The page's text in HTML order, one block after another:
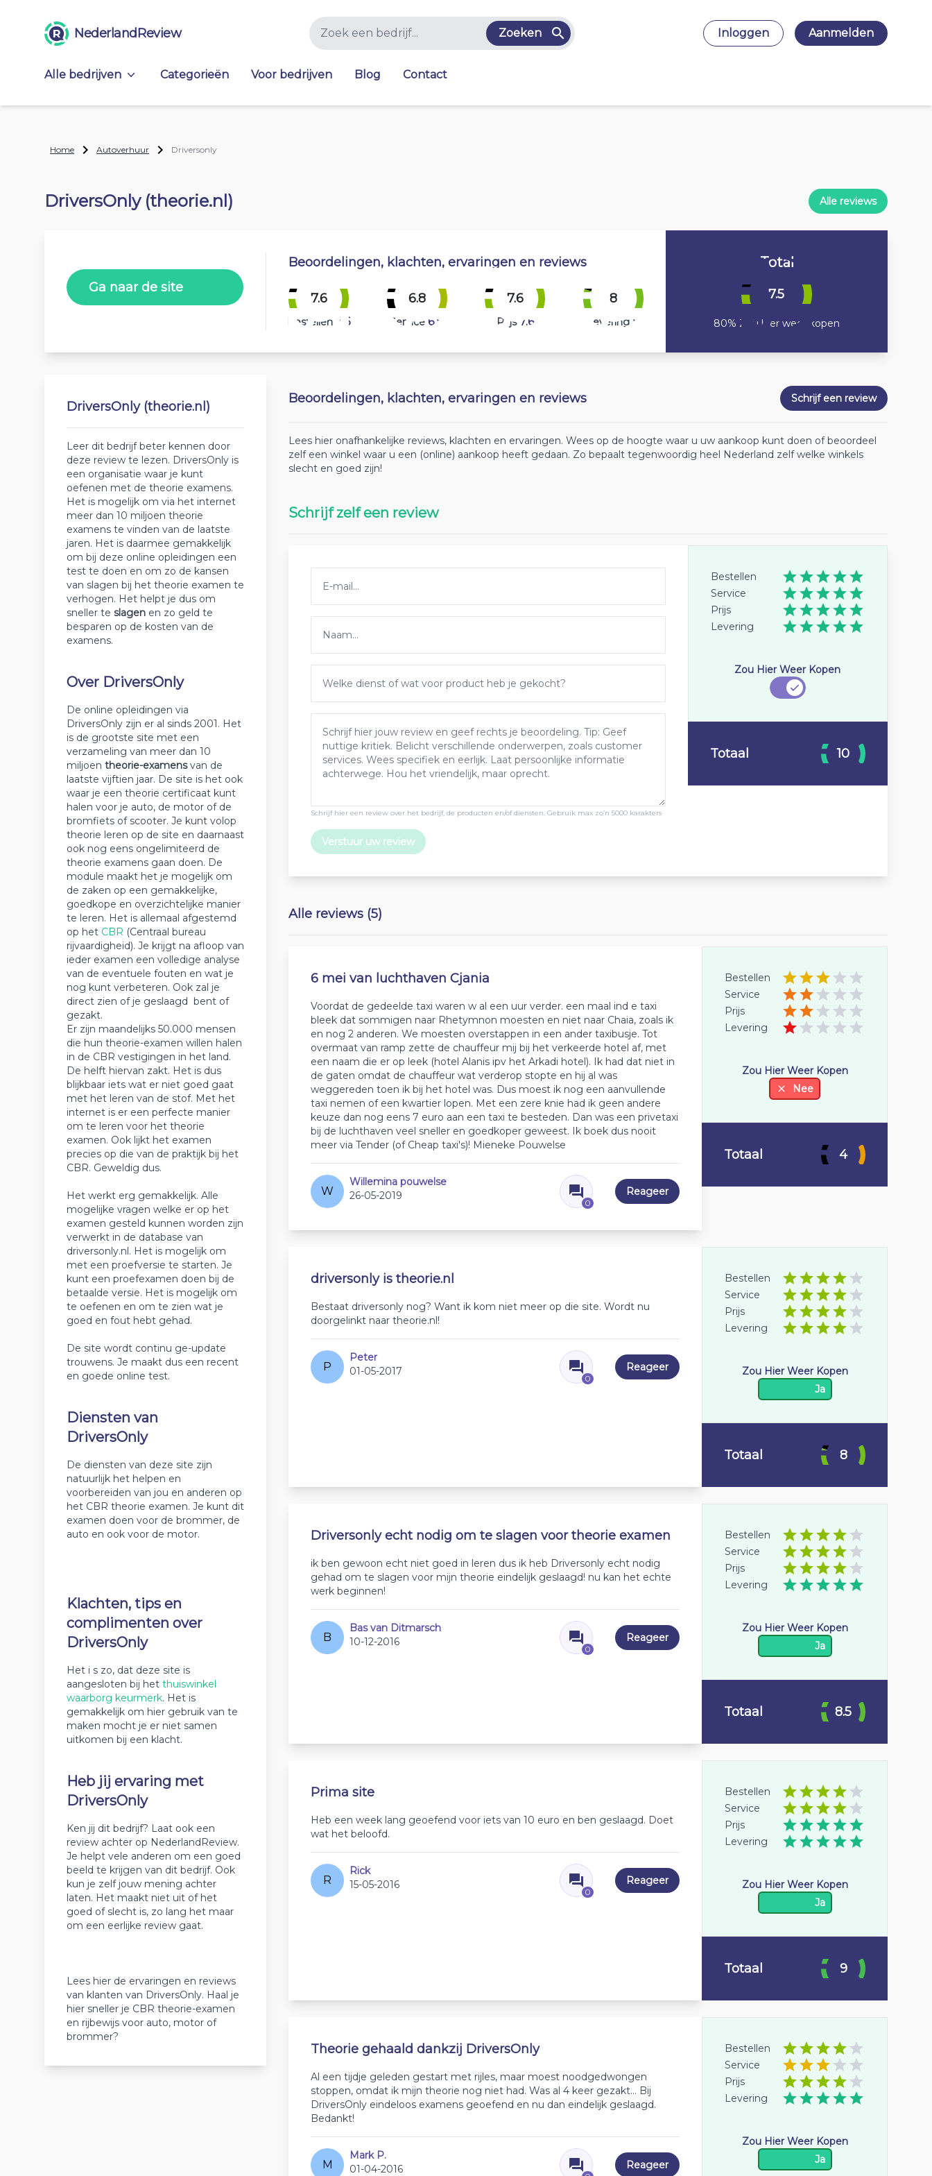
NederlandReview Zoeken Inloggen Aanmelden
Alle bedrijven Categorieën Voor bedrijven Blog Contact
Home Autoverhuur Driversonly
DriversOnly (theorie.nl) Alle reviews
Ga naar de site
Beoordelingen, klachten, ervaringen en reviews
7.6
Bestellen 7.6
6.8
Service 6.8
7.6
Prijs 7.6
8
Levering 8
Total
7.5
80% Zou hier weer kopen
DriversOnly (theorie.nl)
Leer dit bedrijf beter kennen door
deze review te lezen. DriversOnly is
een organisatie waar je kunt
oefenen met de theorie examens.
Het is mogelijk om via het internet
meer dan 10 miljoen theorie
examens te vinden van de laatste
jaren. Het is daarmee gemakkelijk
om bij deze online opleidingen een
test te doen en om zo de kansen
van slagen bij het theorie examen te
verhogen. Het helpt je dus om
sneller te slagen en zo geld te
besparen op de kosten van de
examens.
Over DriversOnly
De online opleidingen via
DriversOnly zijn er al sinds 2001. Het
is de grootste site met een
verzameling van meer dan 10
miljoen theorie-examensvan de
laatste vijftien jaar. De site is het ook
waar je een theorie certificaat kunt
halen voor je auto, de motor of de
bromfiets of scooter. Je kunt volop
theorie leren op de site en daarnaast
ook nog eens ongelimiteerd de
theorie examens gaan doen. De
module maakt het je mogelijk om
de zaken op een gemakkelijke,
goedkope en overzichtelijke manier
te leren. Het is allemaal afgestemd
op het CBR (Centraal bureau
rijvaardigheid). Je krijgt na afloop van
ieder examen een volledige analyse
van de eventuele fouten en wat je
nog kunt verbeteren. Ook zal je
direct zien of je geslaagd bent of
gezakt.
Er zijn maandelijks 50.000 mensen
die hun theorie-examen willen halen
in de CBR vestigingen in het land.
De helft hiervan zakt. Het is dus
blijkbaar iets wat er niet goed gaat
met het leren van de stof. Met het
internet is er een perfecte manier
om te leren voor het theorie
examen. Ook lijkt het examen
precies op die van de praktijk bij het
CBR. Geweldig dus.
Het werkt erg gemakkelijk. Alle
mogelijke vragen welke er op het
examen gesteld kunnen worden zijn
verwerkt in de database van
driversonly.nl. Het is mogelijk om
met een proefversie te starten. Je
kunt een proefexamen doen bij de
betaalde versie. Het is mogelijk om
te oefenen en om te zien wat je
goed en fout hebt gehad.
De site wordt continu ge-update
trouwens. Je maakt dus een recent
en goede online test.
Diensten van
DriversOnly
De diensten van deze site zijn
natuurlijk het helpen en
voorbereiden van jou en anderen op
het CBR theorie examen. Je kunt dit
examen doen voor de brommer, de
auto en ook voor de motor.
Klachten, tips en
complimenten over
DriversOnly
Het i s zo, dat deze site is
aangesloten bij het thuiswinkel
waarborg keurmerk. Het is
gemakkelijk om hier gebruik van te
maken mocht je er niet samen
uitkomen bij een klacht.
Heb jij ervaring met
DriversOnly
Ken jij dit bedrijf? Laat ook een
review achter op NederlandReview.
Je helpt vele anderen om een goed
beeld te krijgen van dit bedrijf. Ook
kun je zelf jouw mening achter
laten. Het maakt niet uit of het
goed of slecht is, zo lang het maar
om een eerlijke review gaat.
Lees hier de ervaringen en reviews
van klanten van DriversOnly. Haal je
hier sneller je CBR theorie-examen
en rijbewijs voor auto, motor of
brommer?
Beoordelingen, klachten, ervaringen en reviews Schrijf een review
Lees hier onafhankelijke reviews, klachten en ervaringen. Wees op de hoogte waar u uw aankoop kunt doen of beoordeel
zelf een winkel waar u een (online) aankoop heeft gedaan. Zo bepaalt tegenwoordig heel Nederland zelf welke winkels
slecht en goed zijn!
Schrijf zelf een review
Schrijf hier een review over het bedrijf, de producten en/of diensten. Gebruik max zo’n 5000 karakters
Verstuur uw review
Bestellen
Service
Prijs
Levering
Zou Hier Weer Kopen
Totaal 10
Alle reviews (5)
6 mei van luchthaven Cjania
Voordat de gedeelde taxi waren w al een uur verder. een maal ind e taxi
bleek dat sommigen naar Rhetymnon moesten en niet naar Chaia, zoals ik
en nog 2 anderen. We moesten overstappen in een ander taxibusje. Tot
overmaat van ramp zette de chauffeur mij bij het verkeerde hotel af, met
een naam die er op leek (hotel Alanis ipv het Arkadi hotel). Ik had dat niet in
de gaten omdat de chauffeur wat verderop stopte en hij al was
weggereden toen ik bij het hotel was. Dus moest ik nog een aanvullende
taxi nemen of een kwartier lopen. Met een zere knie had ik geen andere
keuze dan nog eens 7 euro aan een taxi te besteden. Dan was een privetaxi
bij de luchthaven veel sneller en goedkoper geweest. Ik boek dus nooit
meer via Tender (of Cheap taxi's)! Mieneke Pouwelse
W
Willemina pouwelse
26-05-2019
0
Reageer
Bestellen
Service
Prijs
Levering
Zou Hier Weer Kopen
Nee
Totaal 4
driversonly is theorie.nl
Bestaat driversonly nog? Want ik kom niet meer op die site. Wordt nu
doorgelinkt naar theorie.nl!
P
Peter
01-05-2017
0
Reageer
Bestellen
Service
Prijs
Levering
Zou Hier Weer Kopen
Ja
Totaal 8
Driversonly echt nodig om te slagen voor theorie examen
ik ben gewoon echt niet goed in leren dus ik heb Driversonly echt nodig
gehad om te slagen voor mijn theorie eindelijk geslaagd! nu kan het echte
werk beginnen!
B
Bas van Ditmarsch
10-12-2016
0
Reageer
Bestellen
Service
Prijs
Levering
Zou Hier Weer Kopen
Ja
Totaal 8.5
Prima site
Heb een week lang geoefend voor iets van 10 euro en ben geslaagd. Doet
wat het beloofd.
R
Rick
15-05-2016
0
Reageer
Bestellen
Service
Prijs
Levering
Zou Hier Weer Kopen
Ja
Totaal 9
Theorie gehaald dankzij DriversOnly
Al een tijdje geleden gestart met rijles, maar moest noodgedwongen
stoppen, omdat ik mijn theorie nog niet had. Was al 4 keer gezakt... Bij
DriversOnly eindeloos examens geoefend en nu dan eindelijk geslaagd.
Bedankt!
M
Mark P.
01-04-2016
Reageer
Bestellen
Service
Prijs
Levering
Zou Hier Weer Kopen
Ja